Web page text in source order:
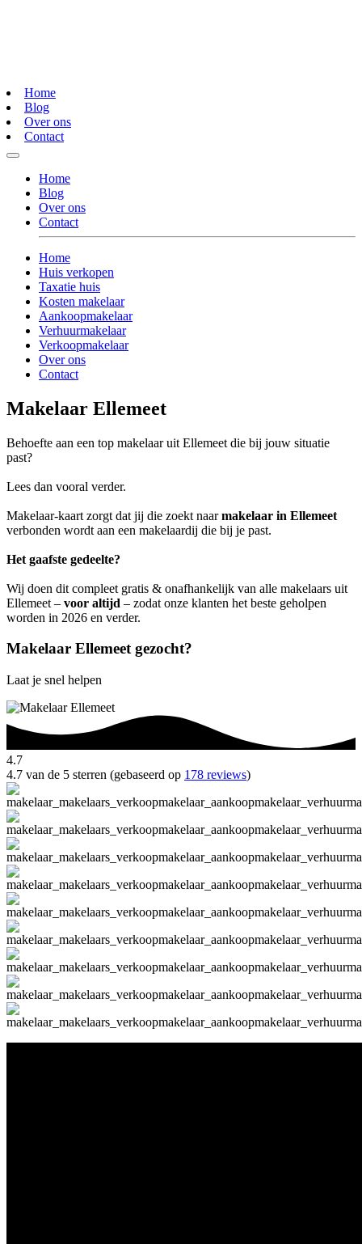
Home
Blog
Over ons
Contact
Home
Blog
Over ons
Contact
Home
Huis verkopen
Taxatie huis
Kosten makelaar
Aankoopmakelaar
Verhuurmakelaar
Verkoopmakelaar
Over ons
Contact
Makelaar Ellemeet
Behoefte aan een top makelaar uit Ellemeet die bij jouw situatie
past?
Lees dan vooral verder.
Makelaar-kaart zorgt dat jij die zoekt naarmakelaar in Ellemeet
verbonden wordt aan een makelaardij die bij je past.
Het gaafste gedeelte?
Wij doen dit compleet gratis & onafhankelijk van alle makelaars uit
Ellemeet – voor altijd – zodat onze klanten het beste geholpen
worden in 2026 en verder.
Makelaar Ellemeet gezocht?
Laat je snel helpen
4.7
4.7 van de 5 sterren (gebaseerd op 178 reviews)